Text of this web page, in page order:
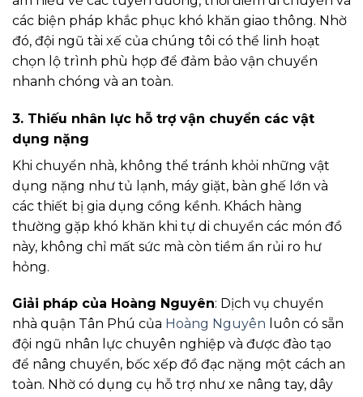
các biện pháp khắc phục khó khăn giao thông. Nhờ
đó, đội ngũ tài xế của chúng tôi có thể linh hoạt
chọn lộ trình phù hợp để đảm bảo vận chuyển
nhanh chóng và an toàn.
3. Thiếu nhân lực hỗ trợ vận chuyển các vật
dụng nặng
Khi chuyển nhà, không thể tránh khỏi những vật
dụng nặng như tủ lạnh, máy giặt, bàn ghế lớn và
các thiết bị gia dụng cồng kềnh. Khách hàng
thường gặp khó khăn khi tự di chuyển các món đồ
này, không chỉ mất sức mà còn tiềm ẩn rủi ro hư
hỏng.
Giải pháp của Hoàng Nguyên: Dịch vụ chuyển
nhà quận Tân Phú của Hoàng Nguyên luôn có sẵn
đội ngũ nhân lực chuyên nghiệp và được đào tạo
để nâng chuyển, bốc xếp đồ đạc nặng một cách an
toàn. Nhờ có dụng cụ hỗ trợ như xe nâng tay, dây